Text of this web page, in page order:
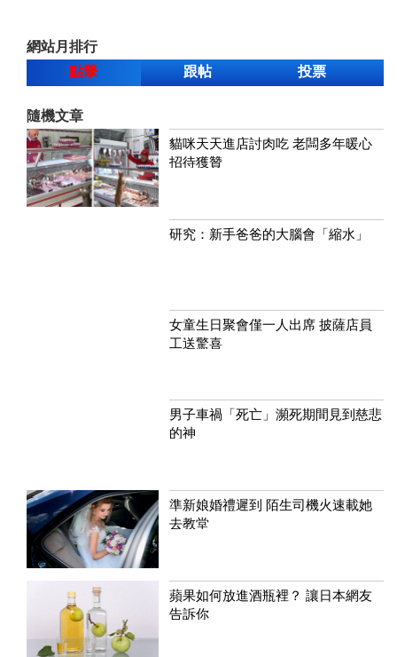
網站月排行
點擊
跟帖 投票
隨機文章
貓咪天天進店討肉吃 老闆多年暖心
招待獲贊
研究：新手爸爸的大腦會「縮水」
女童生日聚會僅一人出席 披薩店員
工送驚喜
男子車禍「死亡」瀕死期間見到慈悲
的神
準新娘婚禮遲到 陌生司機火速載她
去教堂
蘋果如何放進酒瓶裡？ 讓日本網友
告訴你